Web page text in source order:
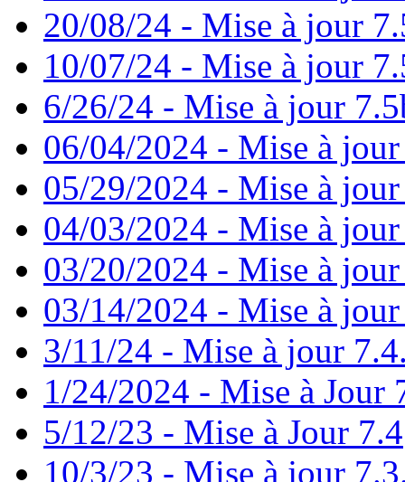
20/08/24 - Mise à jour
10/07/24 - Mise à jour
6/26/24 - Mise à jour
06/04/2024 - Mise à
05/29/2024 - Mise à
04/03/2024 - Mise à
03/20/2024 - Mise à
03/14/2024 - Mise à
3/11/24 - Mise à jour
1/24/2024 - Mise à Jour
5/12/23 - Mise à Jour 7.4
10/3/23 - Mise à jour